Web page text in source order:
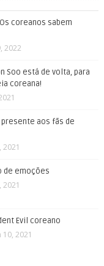
coreanos sabem
2022
Soo está de volta, para
coreana!
presente aos fãs de
2021
de emoções
2021
Evil coreano
10, 2021